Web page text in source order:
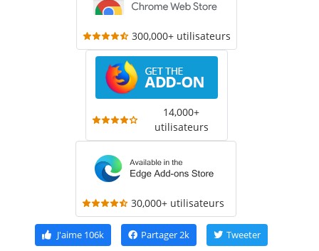
300,000+ utilisateurs
14,000+
utilisateurs
30,000+ utilisateurs
J'aime106k Partager2k Tweeter